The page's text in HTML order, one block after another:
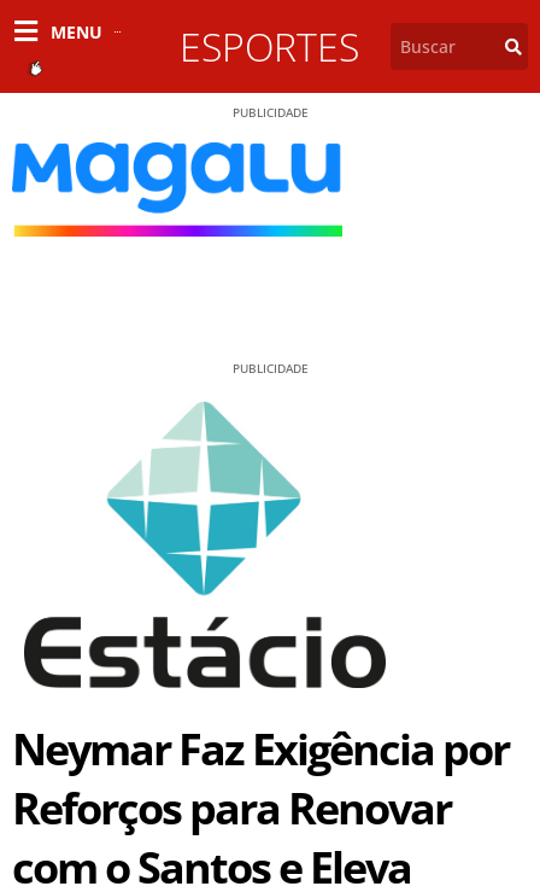
MENU ESPORTES
PUBLICIDADE
PUBLICIDADE
Neymar Faz Exigência por
Reforços para Renovar
com o Santos e Eleva